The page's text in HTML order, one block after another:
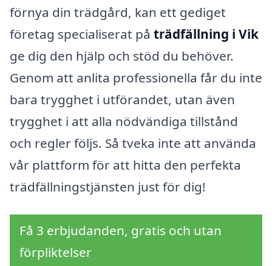
förnya din trädgård, kan ett gediget
företag specialiserat på trädfällning i Vik
ge dig den hjälp och stöd du behöver.
Genom att anlita professionella får du inte
bara trygghet i utförandet, utan även
trygghet i att alla nödvändiga tillstånd
och regler följs. Så tveka inte att använda
vår plattform för att hitta den perfekta
trädfällningstjänsten just för dig!
Få 3 erbjudanden, gratis och utan
förpliktelser